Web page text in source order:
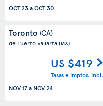
OCT 23aOCT 30
Toronto (CA)
de Puerto Vallarta(MX)
US $419
Tasas e imptos. incl.
NOV 17a NOV 24